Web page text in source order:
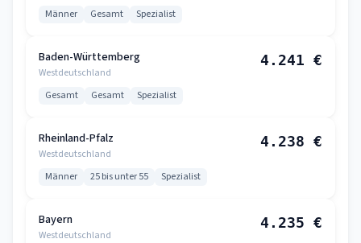
Männer Gesamt Spezialist
Baden-Württemberg
Westdeutschland
4.241 €
Gesamt Gesamt Spezialist
Rheinland-Pfalz
Westdeutschland
4.238 €
Männer 25 bis unter 55 Spezialist
Bayern
Westdeutschland
4.235 €